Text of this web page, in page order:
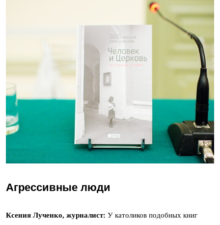
Агрессивные люди
Ксения Лученко, журналист: У католиков подобных книг